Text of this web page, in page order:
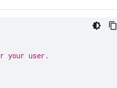
your user.